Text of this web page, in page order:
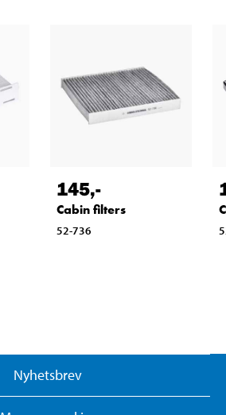
145,-
Cabin filters
52-736
Nyhetsbrev